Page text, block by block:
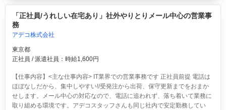
「正社員/うれしい在宅あり」社外やりとりメール中心の営業事
務
アデコ株式会社
東京都
正社員 / 派遣社員：時給1,600円
【仕事内容】<主な仕事内容> IT業界での営業事務です 正社員前提 電話は
ほぼなしだから、集中しやすい!/受発注から出荷、保守更新までをおまか
せします。メール中心の対応なので、電話に追われず、落ち着いて業務に
取り組める環境です。アデコスタッフさんも同じ社内で安定勤務してい